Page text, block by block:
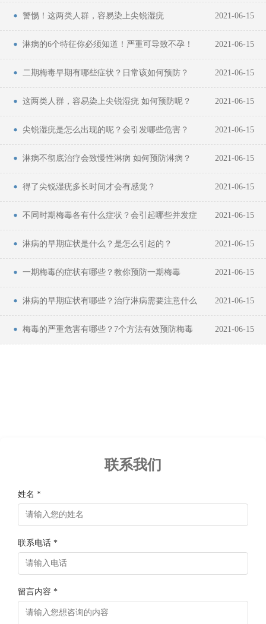
警惕！这两类人群，容易染上尖锐湿疣 2021-06-15
淋病的6个特征你必须知道！严重可导致不孕！ 2021-06-15
二期梅毒早期有哪些症状？日常该如何预防？ 2021-06-15
这两类人群，容易染上尖锐湿疣 如何预防呢？ 2021-06-15
尖锐湿疣是怎么出现的呢？会引发哪些危害？ 2021-06-15
淋病不彻底治疗会致慢性淋病 如何预防淋病？ 2021-06-15
得了尖锐湿疣多长时间才会有感觉？ 2021-06-15
不同时期梅毒各有什么症状？会引起哪些并发症 2021-06-15
淋病的早期症状是什么？是怎么引起的？ 2021-06-15
一期梅毒的症状有哪些？教你预防一期梅毒 2021-06-15
淋病的早期症状有哪些？治疗淋病需要注意什么 2021-06-15
梅毒的严重危害有哪些？7个方法有效预防梅毒 2021-06-15
联系我们
姓名 *
联系电话 *
留言内容 *